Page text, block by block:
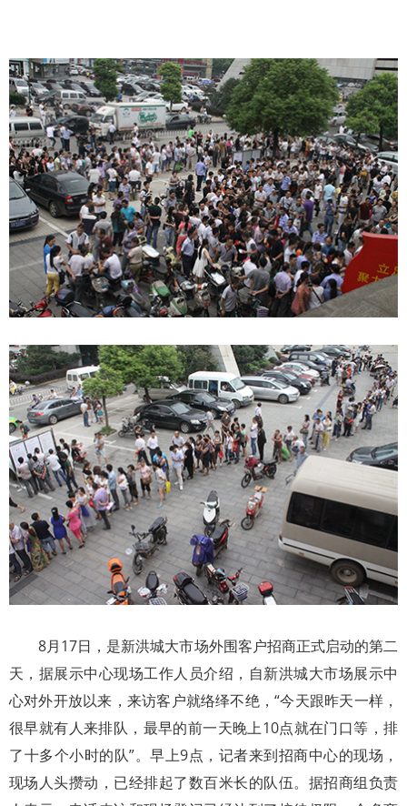
8月17日，是新洪城大市场外围客户招商正式启动的第二
天，据展示中心现场工作人员介绍，自新洪城大市场展示中
心对外开放以来，来访客户就络绎不绝，“今天跟昨天一样，
很早就有人来排队，最早的前一天晚上10点就在门口等，排
了十多个小时的队”。早上9点，记者来到招商中心的现场，
现场人头攒动，已经排起了数百米长的队伍。据招商组负责